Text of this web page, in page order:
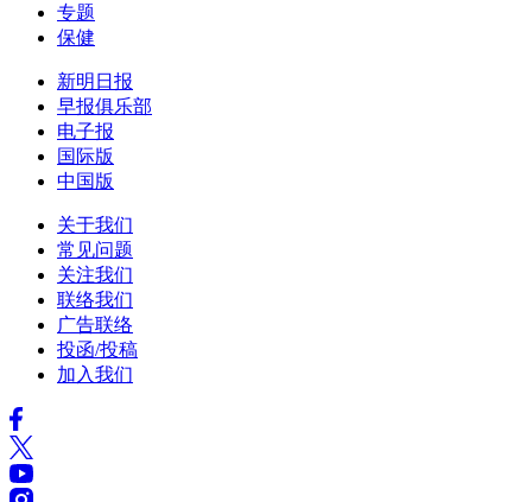
专题
保健
新明日报
早报俱乐部
电子报
国际版
中国版
关于我们
常见问题
关注我们
联络我们
广告联络
投函/投稿
加入我们